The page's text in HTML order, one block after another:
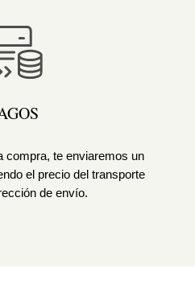
compra, te enviaremos un
el precio del transporte
de envío.